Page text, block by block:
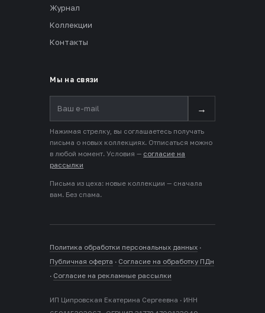
Журнал
Коллекции
Контакты
Мы на связи
→
Нажимая стрелку, вы соглашаетесь получать
письма о новых коллекциях. Отписаться можно
в любой момент. Условия — согласие на
рассылки
Письма из цеха: новые коллекции — сначала
вам. Без спама.
Политика обработки персональных данных ·
Публичная оферта · Согласие на обработку ПДн
· Согласие на рекламные рассылки
ИП Ципровская Екатерина Сергеевна · ИНН